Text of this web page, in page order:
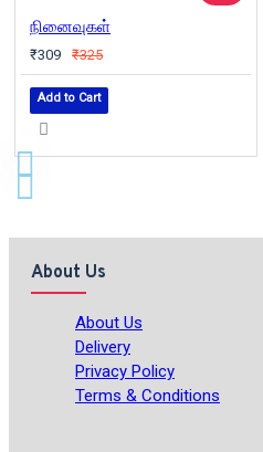
நினைவுகள்
₹309 ₹325
Add to Cart
About Us
About Us
Delivery
Privacy Policy
Terms & Conditions